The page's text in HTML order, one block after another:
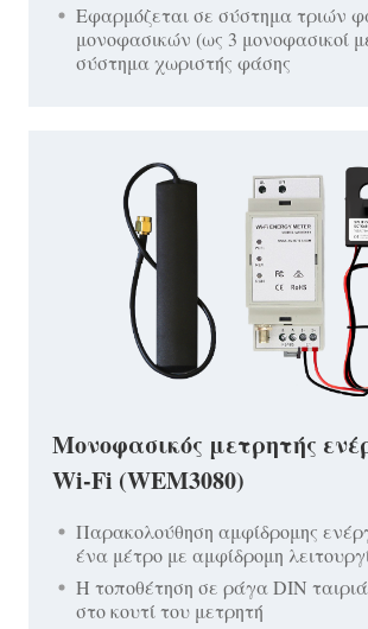
Εφαρμόζεται σε σύστημα τριών
μονοφασικών (ως 3 μονοφασικοί
σύστημα χωριστής φάσης
Μονοφασικός μετρητής
Wi-Fi (WEM3080)
Παρακολούθηση αμφίδρομης
ένα μέτρο με αμφίδρομη
Η τοποθέτηση σε ράγα DIN
στο κουτί του μετρητή